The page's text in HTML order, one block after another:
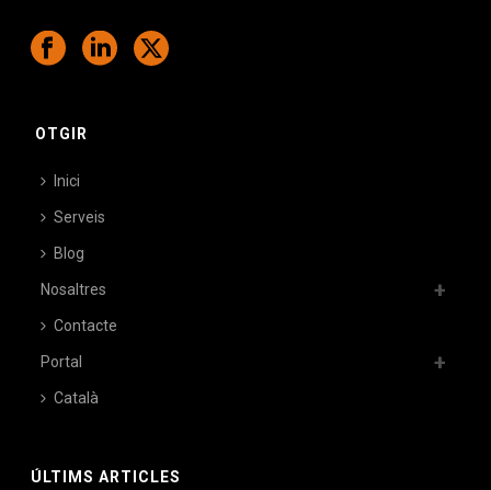
OTGIR
Inici
Serveis
Blog
Nosaltres
Contacte
Portal
Català
ÚLTIMS ARTICLES